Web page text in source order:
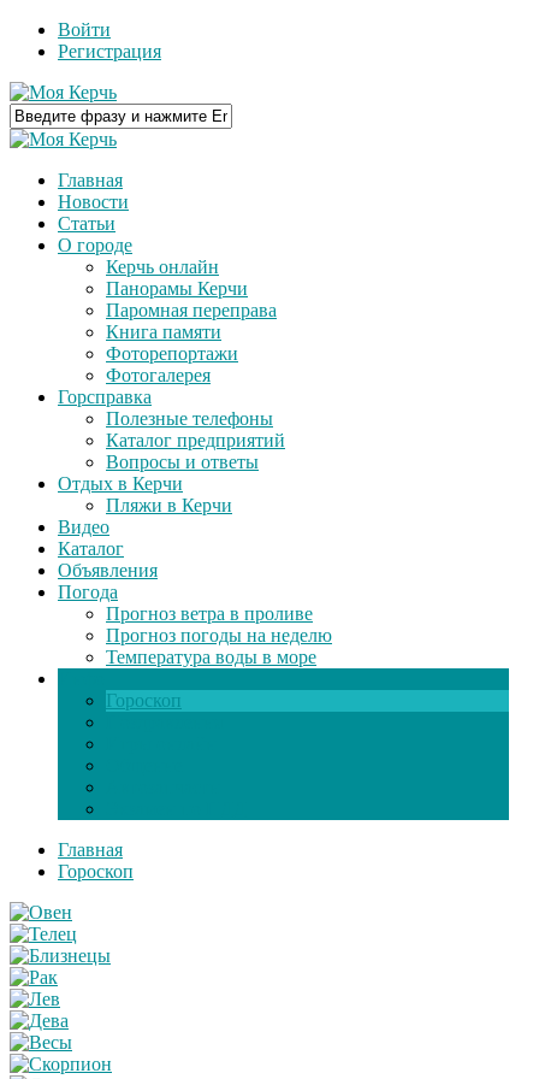
Войти
Регистрация
Главная
Новости
Статьи
О городе
Керчь онлайн
Панорамы Керчи
Паромная переправа
Книга памяти
Фоторепортажи
Фотогалерея
Горсправка
Полезные телефоны
Каталог предприятий
Вопросы и ответы
Отдых в Керчи
Пляжи в Керчи
Видео
Каталог
Объявления
Погода
Прогноз ветра в проливе
Прогноз погоды на неделю
Температура воды в море
Гороскоп
Главная
Гороскоп